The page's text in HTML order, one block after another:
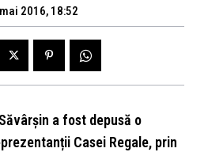
2016, 18:52
a fost depusă o
Casei Regale, prin